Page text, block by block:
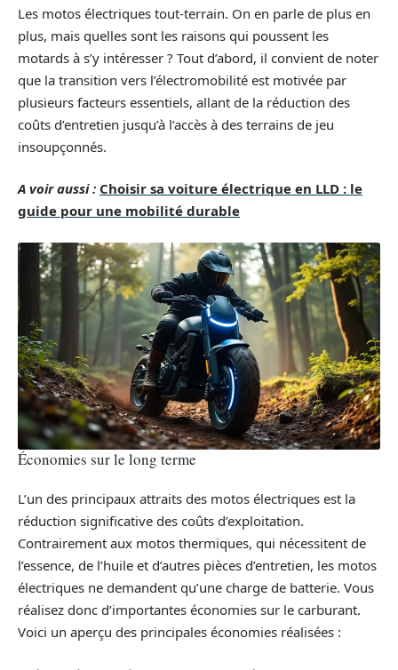
Les motos électriques tout-terrain. On en parle de plus en
plus, mais quelles sont les raisons qui poussent les
motards à s’y intéresser ? Tout d’abord, il convient de noter
que la transition vers l’électromobilité est motivée par
plusieurs facteurs essentiels, allant de la réduction des
coûts d’entretien jusqu’à l’accès à des terrains de jeu
insoupçonnés.
A voir aussi : Choisir sa voiture électrique en LLD : le
guide pour une mobilité durable
Économies sur le long terme
L’un des principaux attraits des motos électriques est la
réduction significative des coûts d’exploitation.
Contrairement aux motos thermiques, qui nécessitent de
l’essence, de l’huile et d’autres pièces d’entretien, les motos
électriques ne demandent qu’une charge de batterie. Vous
réalisez donc d’importantes économies sur le carburant.
Voici un aperçu des principales économies réalisées :